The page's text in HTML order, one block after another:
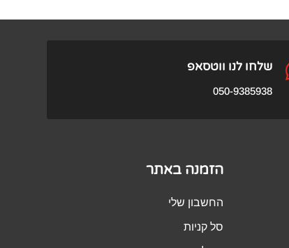
שלחו לנו ווטסאפ
050-9385938
הזמנה באתר
החשבון שלי
סל קניות